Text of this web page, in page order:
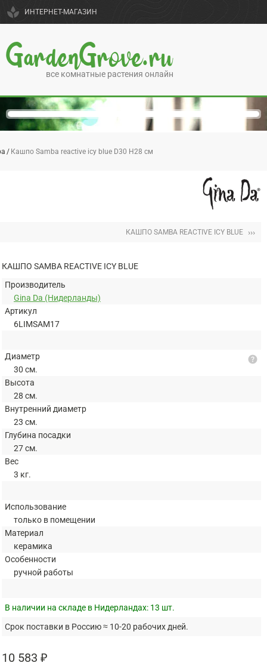
spa ИНТЕРНЕТ-МАГАЗИН
GardenGrove.ru
все комнатные растения онлайн
Кашпо Samba reactive icy blue D30 H28 см
КАШПО SAMBA REACTIVE ICY BLUE ›››
КАШПО SAMBA REACTIVE ICY BLUE
Производитель
Gina Da (Нидерланды)
Артикул
6LIMSAM17
Диаметр
30 см.
Высота
28 см.
Внутренний диаметр
23 см.
Глубина посадки
27 см.
Вес
3 кг.
help
Использование
только в помещении
Материал
керамика
Особенности
ручной работы
В наличии на складе в Нидерландах: 13 шт.
Срок поставки в Россию ≈ 10-20 рабочих дней.
10 583 ₽